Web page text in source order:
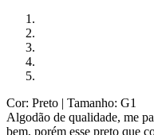
Cor: Preto | Tamanho: G1
Algodão de qualidade, me
bem, porém esse preto que